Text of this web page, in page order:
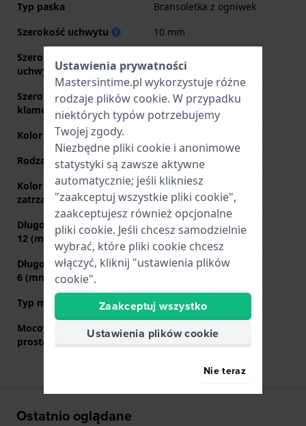
Typ paska
Bransoletka z ogniwek
Szerokość uchwytu
10 mm
Szerokość między
uchwytami
Szerokość paska przy
klamerce
10 mm
Kolor paska
Rodzaj zapięcia
Zapięcie biżuteryjne
Kolor zapięcia
zatrzaskowego
Srebrny
Długość paska na godzinie
12 (mm)
85 mm
Długość paska na godzinie
6 (mm)
85 mm
Typ mocowania
Kołki sprężyste
Mocowanie za pomocą
prostego bolca
Tak
Ostatnio oglądane
Ustawienia prywatności
Mastersintime.pl wykorzystuje różne
rodzaje plików cookie. W przypadku
niektórych typów potrzebujemy
Twojej zgody.
Niezbędne pliki cookie i anonimowe
statystyki są zawsze aktywne
automatycznie; jeśli klikniesz
"zaakceptuj wszystkie pliki cookie",
zaakceptujesz również opcjonalne
pliki cookie. Jeśli chcesz samodzielnie
wybrać, które pliki cookie chcesz
włączyć, kliknij "ustawienia plików
cookie".
Zaakceptuj wszystko
Ustawienia plików cookie
Nie teraz